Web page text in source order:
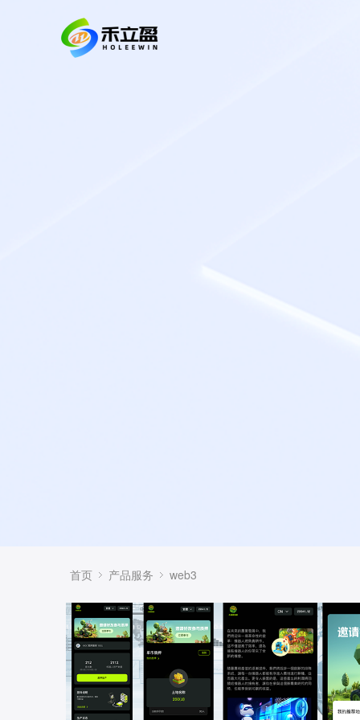
首页 产品服务 web3